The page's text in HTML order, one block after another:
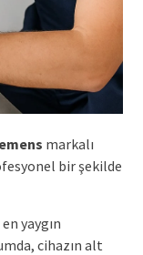
markalı
bir şekilde
yaygın
cihazın alt